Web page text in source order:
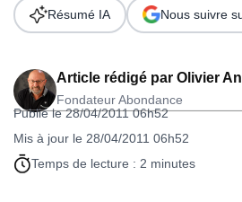
Article rédigé par Olivier
Fondateur Abondance
Publié le 28/04/2011 06h52
Mis à jour le 28/04/2011 06h52
Temps de lecture : 2 minutes
Résumé IA Nous suivre